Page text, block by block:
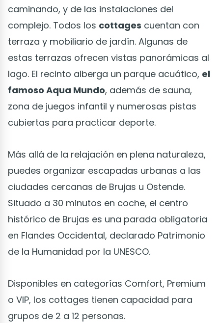
caminando, y de las instalaciones del
complejo. Todos los cottages cuentan con
terraza y mobiliario de jardín. Algunas de
estas terrazas ofrecen vistas panorámicas al
lago. El recinto alberga un parque acuático, el
famoso Aqua Mundo, además de sauna,
zona de juegos infantil y numerosas pistas
cubiertas para practicar deporte.
Más allá de la relajación en plena naturaleza,
puedes organizar escapadas urbanas a las
ciudades cercanas de Brujas u Ostende.
Situado a 30 minutos en coche, el centro
histórico de Brujas es una parada obligatoria
en Flandes Occidental, declarado Patrimonio
de la Humanidad por la UNESCO.
Disponibles en categorías Comfort, Premium
o VIP, los cottages tienen capacidad para
grupos de 2 a 12 personas.